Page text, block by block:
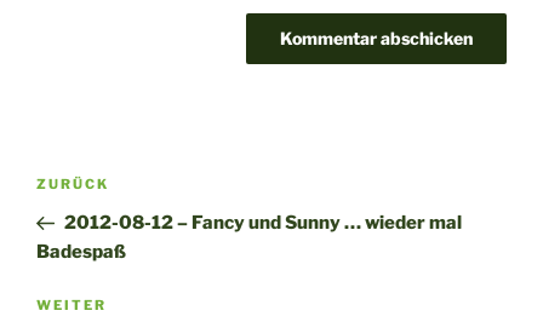
e
r
n
t
Beitragsnavigation
Vorheriger
Beitrag
ZURÜCK
2012-08-12 – Fancy und Sunny … wieder mal
Badespaß
Nächster
WEITER